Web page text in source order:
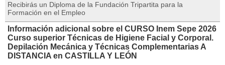
Recibirás un Diploma de la Fundación Tripartita para la
Formación en el Empleo
Información adicional sobre el CURSO Inem Sepe 2026
Curso superior Técnicas de Higiene Facial y Corporal.
Depilación Mecánica y Técnicas Complementarias A
DISTANCIA en CASTILLA Y LEÓN